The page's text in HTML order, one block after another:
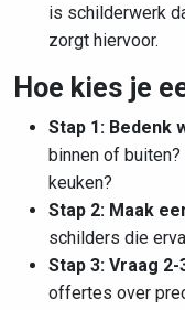
is schilderwerk
zorgt hiervoor.
Hoe kies je
Stap 1: Bedenk
binnen of
keuken?
Stap 2: Maak
schilders die
Stap 3: Vraag
offertes over